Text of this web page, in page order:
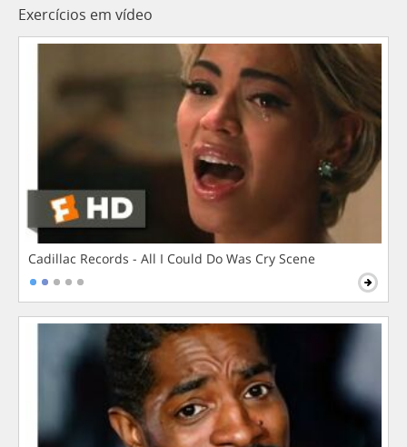
Exercícios em vídeo
Cadillac Records - All I Could Do Was Cry Scene